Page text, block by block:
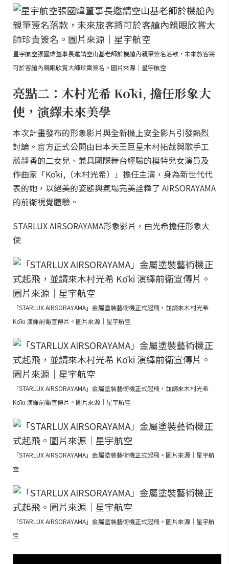
星宇航空張國煒董事長邀請空山基老師於機艙內親筆簽名落款，未來旅客將
可於客艙內親眼欣賞大師珍貴簽名。圖片來源｜星宇航空
亮點二：木村光希 Kōki, 擔任形象大
使，演繹未來美學
本次計畫發布的形象影片與全新機上安全影片引發熱烈
討論。官方正式公開由日本天王巨星木村拓哉與歌手工
藤靜香的二女兒、兼具國際舞台經驗的模特兒女演員及
作曲家「Kōki,（木村光希）」擔任主演，身為新世代代
表的她，以絕美的姿態與氣場完美詮釋了 AIRSORAYAMA
的前衛視覺體驗。
STARLUX AIRSORAYAMA形象影片，由光希擔任形象大
使
「STARLUX AIRSORAYAMA」金屬塗裝藝術機正式起飛，並請來木村光希
Kōki 演繹前衛宣傳片。圖片來源｜星宇航空
「STARLUX AIRSORAYAMA」金屬塗裝藝術機正式起飛，並請來木村光希
Kōki 演繹前衛宣傳片。圖片來源｜星宇航空
「STARLUX AIRSORAYAMA」金屬塗裝藝術機正式起飛。圖片來源｜星宇航
空
「STARLUX AIRSORAYAMA」金屬塗裝藝術機正式起飛。圖片來源｜星宇航
空